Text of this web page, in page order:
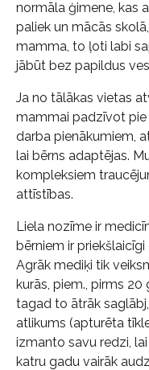
normāla ģimene, kas
paliek un mācās
mamma, to ļoti labi
jābūt bez papildus
Ja no tālākas vietas
mammai padzīvot pie
darba pienākumiem,
lai bērns adaptējas.
kompleksiem
attīstības.
Liela nozīme ir
bērniem ir
Agrāk mediķi tik
kurās, piem., pirms
tagad to ātrāk
atlikums (apturēta
izmanto savu redzi,
katru gadu vairāk